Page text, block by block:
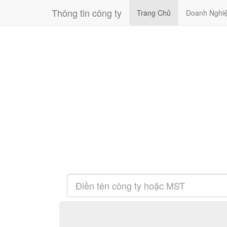
Thông tin công ty Trang Chủ Doanh